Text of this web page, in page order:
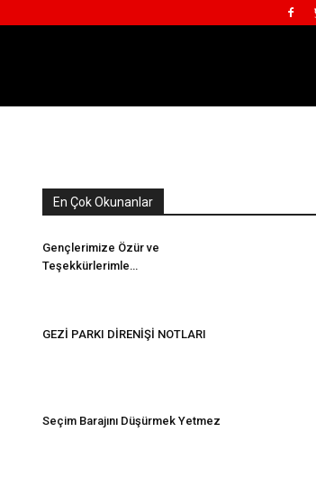
En Çok Okunanlar
Gençlerimize Özür ve
Teşekkürlerimle…
GEZİ PARKI DİRENİŞİ NOTLARI
Seçim Barajını Düşürmek Yetmez